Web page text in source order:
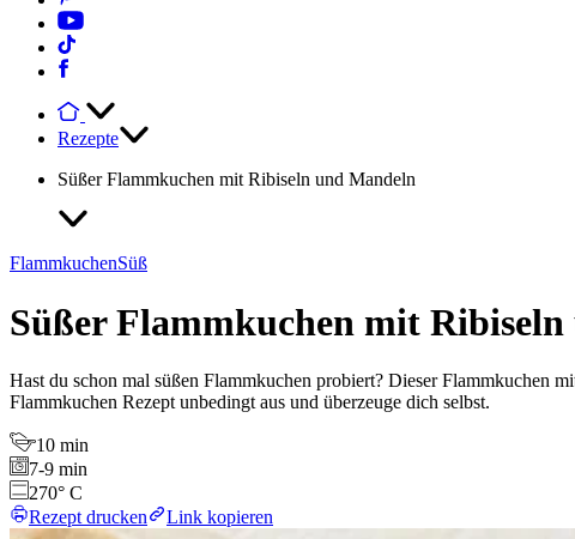
Rezepte
Süßer Flammkuchen mit Ribiseln und Mandeln
FlammkuchenSüß
Süßer Flammkuchen mit
Hast du schon mal süßen Flammkuchen probiert? Dieser Flammkuchen
Flammkuchen Rezept unbedingt aus und überzeuge dich selbst.
10 min
7-9 min
270° C
Rezept drucken
Link kopieren